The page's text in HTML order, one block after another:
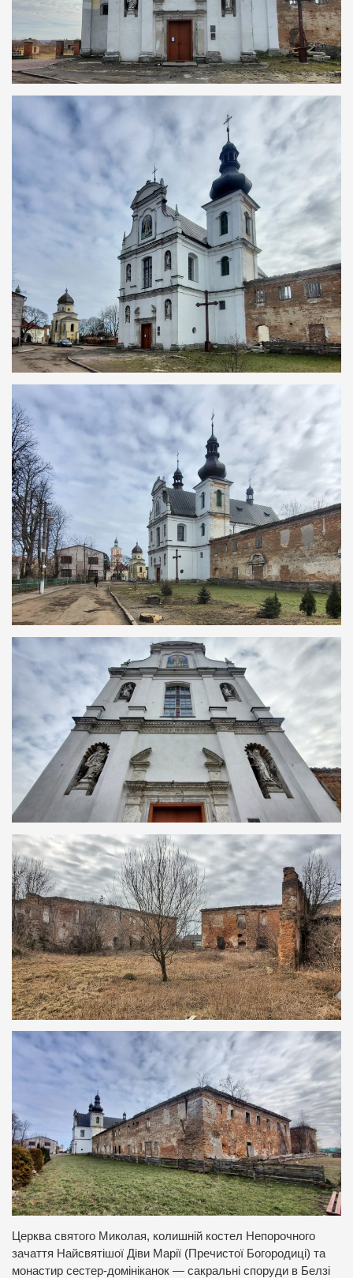
Церква святого Миколая, колишній костел Непорочного
зачаття Найсвятішої Діви Марії (Пречистої Богородиці) та
монастир сестер-домініканок — сакральні споруди в Белзі